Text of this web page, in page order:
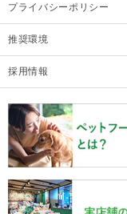
プライバシーポリシー
推奨環境
採用情報